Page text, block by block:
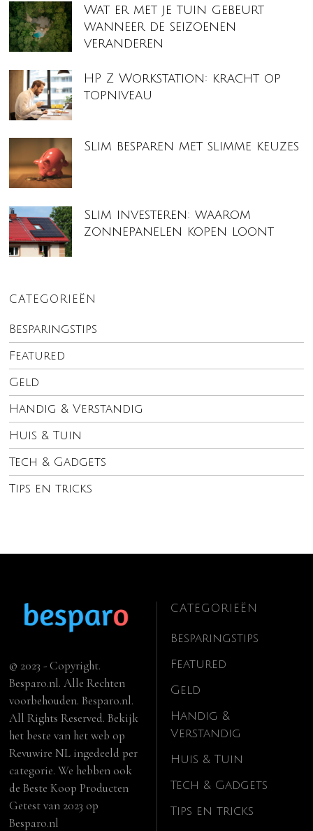
Wat er met je tuin gebeurt
wanneer de seizoenen
veranderen
HP Z Workstation: kracht op
topniveau
Slim besparen met slimme keuzes
Slim investeren: waarom
zonnepanelen kopen loont
CATEGORIEËN
Besparingstips
Featured
Geld
Handig & Verstandig
Huis & Tuin
Tech & Gadgets
Tips en tricks
© 2023 - Copyright.
Besparo.nl. Alle Rechten
voorbehouden. Besparo.nl.
All Rights Reserved. Bekijk
het beste van het web op
Revuwire NL ingedeeld per
categorie. We hebben ook
deBeste Koop Producten
Getest van 2023 op
Besparo.nl
CATEGORIEËN
Besparingstips
Featured
Geld
Handig &
Verstandig
Huis & Tuin
Tech & Gadgets
Tips en tricks